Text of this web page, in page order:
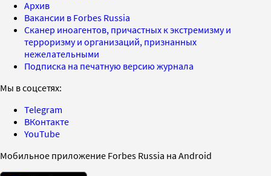
Архив
Вакансии в Forbes Russia
Сканер иноагентов, причастных к экстремизму и
терроризму и организаций, признанных
нежелательными
Подписка на печатную версию журнала
Мы в соцсетях:
Telegram
ВКонтакте
YouTube
Мобильное приложение Forbes Russia на Android